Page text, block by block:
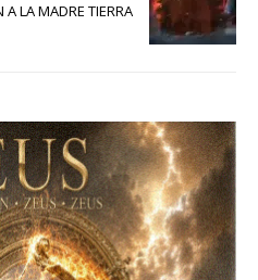
LA MADRE TIERRA